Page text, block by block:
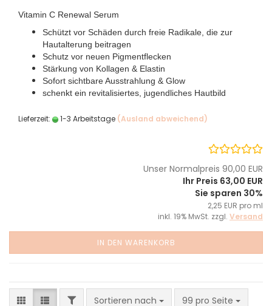
Vitamin C Renewal Serum
Schützt vor Schäden durch freie Radikale, die zur
Hautalterung beitragen
Schutz vor neuen Pigmentflecken
Stärkung von Kollagen & Elastin
Sofort sichtbare Ausstrahlung & Glow
schenkt ein revitalisiertes, jugendliches Hautbild
Lieferzeit: 1-3 Arbeitstage (Ausland abweichend)
Unser Normalpreis 90,00 EUR
Ihr Preis 63,00 EUR
Sie sparen 30%
2,25 EUR pro ml
inkl. 19% MwSt. zzgl. Versand
IN DEN WARENKORB
FILTERSortieren nach
Sortieren nach 99 pro Seite
pro Seite